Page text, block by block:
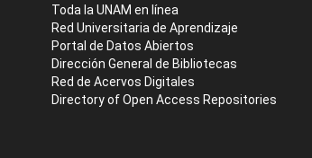
Toda la UNAM en línea
Red Universitaria de Aprendizaje
Portal de Datos Abiertos
Dirección General de Bibliotecas
Red de Acervos Digitales
Directory of Open Access Repositories